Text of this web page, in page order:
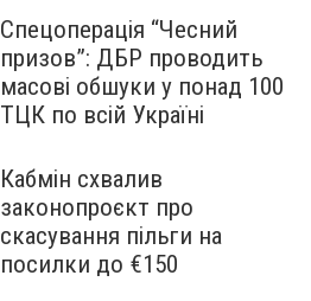
Спецоперація “Чесний
призов”: ДБР проводить
масові обшуки у понад 100
ТЦК по всій Україні
Кабмін схвалив
законопроєкт про
скасування пільги на
посилки до €150